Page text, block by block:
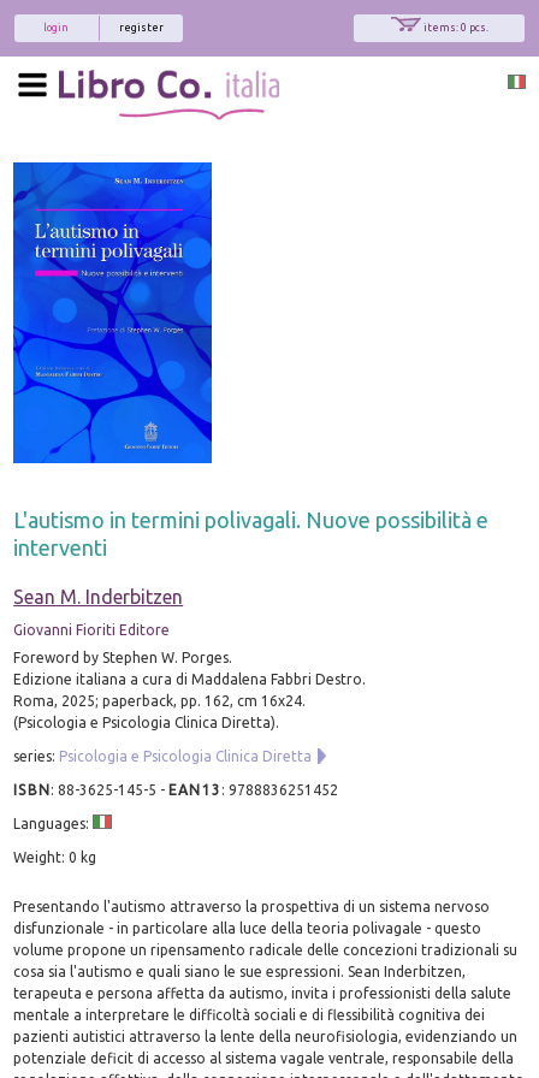
items: 0 pcs.
register
login
L'autismo in termini polivagali. Nuove possibilità e
interventi
Sean M. Inderbitzen
Giovanni Fioriti Editore
Foreword by Stephen W. Porges.
Edizione italiana a cura di Maddalena Fabbri Destro.
Roma, 2025; paperback, pp. 162, cm 16x24.
(Psicologia e Psicologia Clinica Diretta).
series: Psicologia e Psicologia Clinica Diretta
ISBN:88-3625-145-5 - EAN13 :9788836251452
Languages:
Weight: 0 kg
Presentando l'autismo attraverso la prospettiva di un sistema nervoso
disfunzionale - in particolare alla luce della teoria polivagale - questo
volume propone un ripensamento radicale delle concezioni tradizionali su
cosa sia l'autismo e quali siano le sue espressioni. Sean Inderbitzen,
terapeuta e persona affetta da autismo, invita i professionisti della salute
mentale a interpretare le difficoltà sociali e di flessibilità cognitiva dei
pazienti autistici attraverso la lente della neurofisiologia, evidenziando un
potenziale deficit di accesso al sistema vagale ventrale, responsabile della